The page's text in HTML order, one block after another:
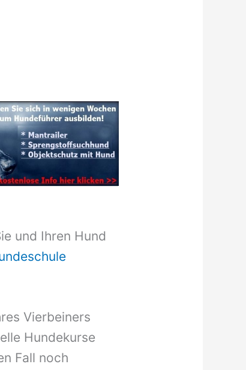
und Ihren Hund
Vierbeiners
Hundekurse
Fall noch